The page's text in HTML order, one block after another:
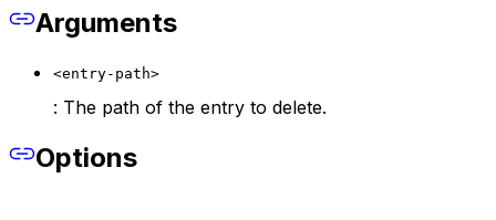
Arguments
<entry-path>
: The path of the entry to delete.
Options